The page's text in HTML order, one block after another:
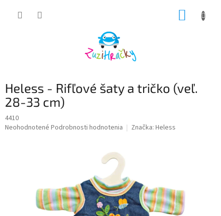
Heless - Rifľové šaty a tričko (veľ.
28-33 cm)
4410
Priemerné
hviezdičiek.
Neohodnotené Podrobnosti hodnotenia Značka: Heless